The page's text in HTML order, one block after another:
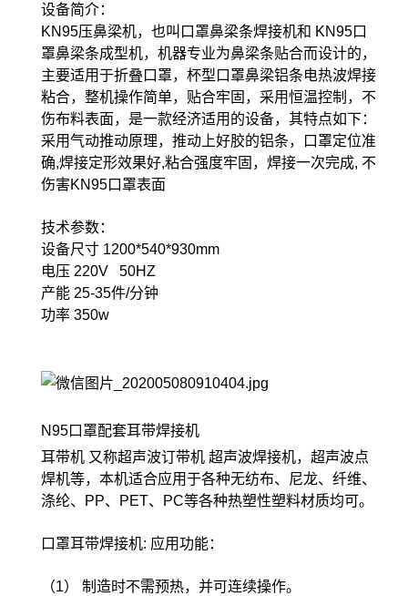
设备简介：
KN95压鼻梁机，也叫口罩鼻梁条焊接机和 KN95口
罩鼻梁条成型机，机器专业为鼻梁条贴合而设计的，
主要适用于折叠口罩，杯型口罩鼻梁铝条电热波焊接
粘合，整机操作简单，贴合牢固，采用恒温控制，不
伤布料表面，是一款经济适用的设备，其特点如下：
采用气动推动原理，推动上好胶的铝条，口罩定位准
确,焊接定形效果好,粘合强度牢固，焊接一次完成, 不
伤害KN95口罩表面
技术参数：
设备尺寸 1200*540*930mm
电压 220V 50HZ
产能 25-35件/分钟
功率 350w
N95口罩配套耳带焊接机
耳带机 又称超声波订带机 超声波焊接机，超声波点
焊机等，本机适合应用于各种无纺布、尼龙、纤维、
涤纶、PP、PET、PC等各种热塑性塑料材质均可。
口罩耳带焊接机: 应用功能：
（1） 制造时不需预热，并可连续操作。